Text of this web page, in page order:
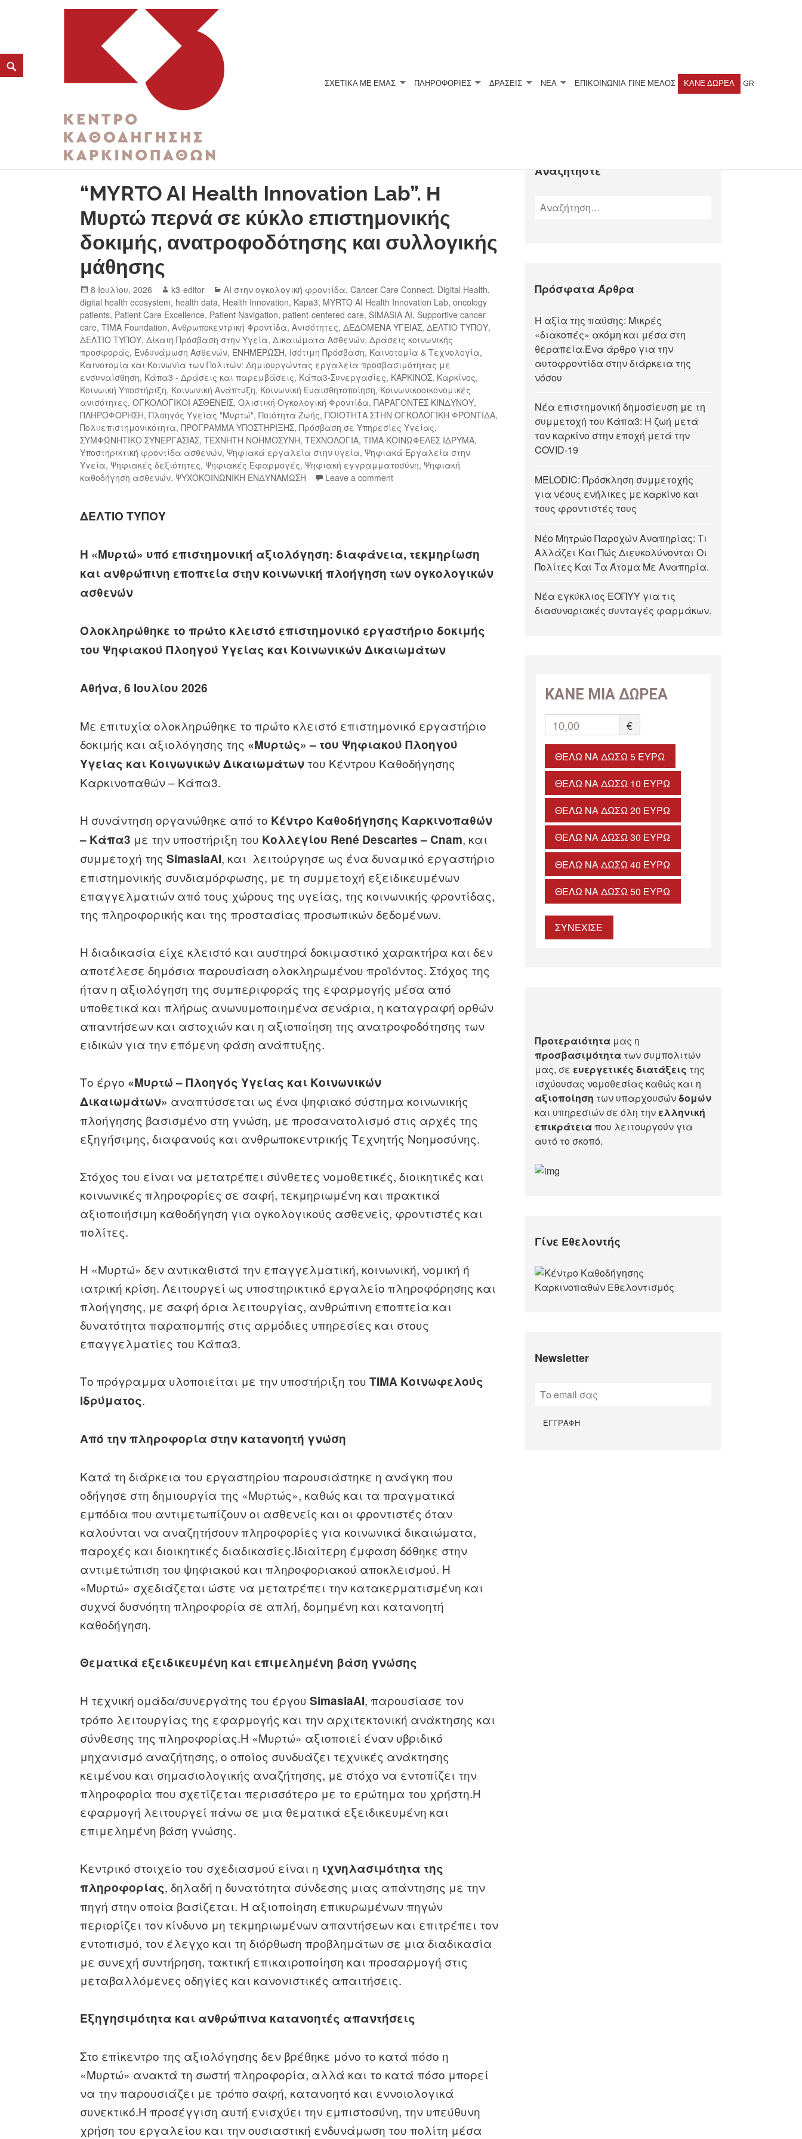
K3
ΚΕΝΤΡΟ ΚΑΘΟΔΗΓΗΣΗΣ ΚΑΡΚΙΝΟΠΑΘΩΝ
ΣΧΕΤΙΚΆ ΜΕ ΕΜΆΣ ΠΛΗΡΟΦΟΡΙΕΣ ΔΡΑΣΕΙΣ ΝΕΑ ΕΠΙΚΟΙΝΩΝΙΑ ΓΊΝΕ ΜΈΛΟΣ ΚΆΝΕ ΔΩΡΕΆ GR
ΚΑΤΗΓΟΡΊΑ:
“MYRTO AI Health Innovation Lab”. Η
Μυρτώ περνά σε κύκλο επιστημονικής
δοκιμής, ανατροφοδότησης και συλλογικής
μάθησης
8 Ιουλίου, 2026 k3-editor AI στην ογκολογική φροντίδα,Cancer Care Connect, Digital Health,
digital health ecosystem, health data, Health Innovation, Kapa3, MYRTO AI Health Innovation Lab,oncology
patients, Patient Care Excellence, Patient Navigation,patient-centered care,SIMASIA AI,Supportive cancer
care,TIMA Foundation,Ανθρωποκεντρική Φροντίδα,Ανισότητες,ΔΕΔΟΜΕΝΑ ΥΓΕΙΑΣ,ΔΕΛΤΙΟ ΤΥΠΟΥ,
ΔΕΛΤΙΟ ΤΥΠΟΥ,Δίκαιη Πρόσβαση στην Υγεία,Δικαιώματα Ασθενών,Δράσεις κοινωνικής
προσφοράς, Ενδυνάμωση Ασθενών, ΕΝΗΜΕΡΩΣΗ, Ισότιμη Πρόσβαση, Καινοτομία & Τεχνολογία,
Καινοτομία και Κοινωνία των Πολιτών: Δημιουργώντας εργαλεία προσβασιμότητας με
ενσυναίσθηση, Κάπα3 - Δράσεις και παρεμβάσεις, Κάπα3-Συνεργασίες, ΚΑΡΚΙΝΟΣ, Καρκίνος,
Κοινωική Υποστήριξη, Κοινωνική Ανάπτυξη, Κοινωνική Ευαισθητοποίηση, Κοινωνικοοικονομικές
ανισότητες,ΟΓΚΟΛΟΓΙΚΟΙ ΑΣΘΕΝΕΙΣ,Ολιστική Ογκολογική Φροντίδα,ΠΑΡΑΓΟΝΤΕΣ ΚΙΝΔΥΝΟΥ,
ΠΛΗΡΟΦΟΡΗΣΗ,Πλοηγός Υγείας "Μυρτώ",Ποιότητα Ζωής,ΠΟΙΟΤΗΤΑ ΣΤΗΝ ΟΓΚΟΛΟΓΙΚΗ ΦΡΟΝΤΙΔΑ,
Πολυεπιστημονικότητα,ΠΡΟΓΡΑΜΜΑ ΥΠΟΣΤΗΡΙΞΗΣ,Πρόσβαση σε Υπηρεσίες Υγείας,
ΣΥΜΦΩΝΗΤΙΚΟ ΣΥΝΕΡΓΑΣΙΑΣ,ΤΕΧΝΗΤΗ ΝΟΗΜΟΣΥΝΗ,ΤΕΧΝΟΛΟΓΙΑ,ΤΙΜΑ ΚΟΙΝΩΦΕΛΕΣ ΙΔΡΥΜΑ,
Υποστηρικτική φροντίδα ασθενών, Ψηφιακά εργαλεία στην υγεία, Ψηφιακά Εργαλεία στην
Υγεία, Ψηφιακές δεξιότητες, Ψηφιακές Εφαρμογές, Ψηφιακή εγγραμματοσύνη, Ψηφιακή
καθοδήγηση ασθενών, ΨΥΧΟΚΟΙΝΩΝΙΚΗ ΕΝΔΥΝΑΜΩΣΗ Leave a comment
ΔΕΛΤΙΟ ΤΥΠΟΥ
Η «Μυρτώ» υπό επιστημονική αξιολόγηση: διαφάνεια, τεκμηρίωση
και ανθρώπινη εποπτεία στην κοινωνική πλοήγηση των ογκολογικών
ασθενών
Ολοκληρώθηκε το πρώτο κλειστό επιστημονικό εργαστήριο δοκιμής
του Ψηφιακού Πλοηγού Υγείας και Κοινωνικών Δικαιωμάτων
Αθήνα, 6 Ιουλίου 2026
Με επιτυχία ολοκληρώθηκε το πρώτο κλειστό επιστημονικό εργαστήριο
δοκιμής και αξιολόγησης της «Μυρτώς» – του Ψηφιακού Πλοηγού
Υγείας και Κοινωνικών Δικαιωμάτων του Κέντρου Καθοδήγησης
Καρκινοπαθών – Κάπα3.
Η συνάντηση οργανώθηκε από το Κέντρο Καθοδήγησης Καρκινοπαθών
– Κάπα3 με την υποστήριξη του Κολλεγίου René Descartes – Cnam, και
συμμετοχή τηςSimasiaAI, και λειτούργησε ως ένα δυναμικό εργαστήριο
επιστημονικής συνδιαμόρφωσης, με τη συμμετοχή εξειδικευμένων
επαγγελματιών από τους χώρους της υγείας, της κοινωνικής φροντίδας,
της πληροφορικής και της προστασίας προσωπικών δεδομένων.
Η διαδικασία είχε κλειστό και αυστηρά δοκιμαστικό χαρακτήρα και δεν
αποτέλεσε δημόσια παρουσίαση ολοκληρωμένου προϊόντος. Στόχος της
ήταν η αξιολόγηση της συμπεριφοράς της εφαρμογής μέσα από
υποθετικά και πλήρως ανωνυμοποιημένα σενάρια, η καταγραφή ορθών
απαντήσεων και αστοχιών και η αξιοποίηση της ανατροφοδότησης των
ειδικών για την επόμενη φάση ανάπτυξης.
Το έργο «Μυρτώ – Πλοηγός Υγείας και Κοινωνικών
Δικαιωμάτων» αναπτύσσεται ως ένα ψηφιακό σύστημα κοινωνικής
πλοήγησης βασισμένο στη γνώση, με προσανατολισμό στις αρχές της
εξηγήσιμης, διαφανούς και ανθρωποκεντρικής Τεχνητής Νοημοσύνης.
Στόχος του είναι να μετατρέπει σύνθετες νομοθετικές, διοικητικές και
κοινωνικές πληροφορίες σε σαφή, τεκμηριωμένη και πρακτικά
αξιοποιήσιμη καθοδήγηση για ογκολογικούς ασθενείς, φροντιστές και
πολίτες.
Η «Μυρτώ» δεν αντικαθιστά την επαγγελματική, κοινωνική, νομική ή
ιατρική κρίση. Λειτουργεί ως υποστηρικτικό εργαλείο πληροφόρησης και
πλοήγησης, με σαφή όρια λειτουργίας, ανθρώπινη εποπτεία και
δυνατότητα παραπομπής στις αρμόδιες υπηρεσίες και στους
επαγγελματίες του Κάπα3.
Το πρόγραμμα υλοποιείται με την υποστήριξη τουΤΙΜΑ Κοινωφελούς
Ιδρύματος.
Από την πληροφορία στην κατανοητή γνώση
Κατά τη διάρκεια του εργαστηρίου παρουσιάστηκε η ανάγκη που
οδήγησε στη δημιουργία της «Μυρτώς», καθώς και τα πραγματικά
εμπόδια που αντιμετωπίζουν οι ασθενείς και οι φροντιστές όταν
καλούνται να αναζητήσουν πληροφορίες για κοινωνικά δικαιώματα,
παροχές και διοικητικές διαδικασίες.Ιδιαίτερη έμφαση δόθηκε στην
αντιμετώπιση του ψηφιακού και πληροφοριακού αποκλεισμού. Η
«Μυρτώ» σχεδιάζεται ώστε να μετατρέπει την κατακερματισμένη και
συχνά δυσνόητη πληροφορία σε απλή, δομημένη και κατανοητή
καθοδήγηση.
Θεματικά εξειδικευμένη και επιμελημένη βάση γνώσης
Η τεχνική ομάδα/συνεργάτης του έργουSimasiaAI, παρουσίασε τον
τρόπο λειτουργίας της εφαρμογής και την αρχιτεκτονική ανάκτησης και
σύνθεσης της πληροφορίας.Η «Μυρτώ» αξιοποιεί έναν υβριδικό
μηχανισμό αναζήτησης, ο οποίος συνδυάζει τεχνικές ανάκτησης
κειμένου και σημασιολογικής αναζήτησης, με στόχο να εντοπίζει την
πληροφορία που σχετίζεται περισσότερο με το ερώτημα του χρήστη.Η
εφαρμογή λειτουργεί πάνω σε μια θεματικά εξειδικευμένη και
επιμελημένη βάση γνώσης.
Κεντρικό στοιχείο του σχεδιασμού είναι η ιχνηλασιμότητα της
πληροφορίας, δηλαδή η δυνατότητα σύνδεσης μιας απάντησης με την
πηγή στην οποία βασίζεται. Η αξιοποίηση επικυρωμένων πηγών
περιορίζει τον κίνδυνο μη τεκμηριωμένων απαντήσεων και επιτρέπει τον
εντοπισμό, τον έλεγχο και τη διόρθωση προβλημάτων σε μια διαδικασία
με συνεχή συντήρηση, τακτική επικαιροποίηση και προσαρμογή στις
μεταβαλλόμενες οδηγίες και κανονιστικές απαιτήσεις.
Εξηγησιμότητα και ανθρώπινα κατανοητές απαντήσεις
Στο επίκεντρο της αξιολόγησης δεν βρέθηκε μόνο το κατά πόσο η
«Μυρτώ» ανακτά τη σωστή πληροφορία, αλλά και το κατά πόσο μπορεί
να την παρουσιάζει με τρόπο σαφή, κατανοητό και εννοιολογικά
συνεκτικό.Η προσέγγιση αυτή ενισχύει την εμπιστοσύνη, την υπεύθυνη
χρήση του εργαλείου και την ουσιαστική ενδυνάμωση του πολίτη μέσα
Αναζητήστε
Πρόσφατα Άρθρα
Η αξία της παύσης: Μικρές
«διακοπές» ακόμη και μέσα στη
θεραπεία.Ένα άρθρο για την
αυτοφροντίδα στην διάρκεια της
νόσου
Νέα επιστημονική δημοσίευση με τη
συμμετοχή του Κάπα3: Η ζωή μετά
τον καρκίνο στην εποχή μετά την
COVID-19
MELODIC: Πρόσκληση συμμετοχής
για νέους ενήλικες με καρκίνο και
τους φροντιστές τους
Νέο Μητρώο Παροχών Αναπηρίας: Τι
Αλλάζει Και Πώς Διευκολύνονται Οι
Πολίτες Και Τα Άτομα Με Αναπηρία.
Νέα εγκύκλιος ΕΟΠΥΥ για τις
διασυνοριακές συνταγές φαρμάκων.
ΚΑΝΕ ΜΙΑ ΔΩΡΕΑ
10,00 €
ΘΈΛΩ ΝΑ ΔΏΣΩ 5 ΕΥΡΏ
ΘΈΛΩ ΝΑ ΔΏΣΩ 10 ΕΥΡΏ
ΘΈΛΩ ΝΑ ΔΏΣΩ 20 ΕΥΡΏ
ΘΈΛΩ ΝΑ ΔΏΣΩ 30 ΕΥΡΏ
ΘΈΛΩ ΝΑ ΔΏΣΩ 40 ΕΥΡΏ
ΘΈΛΩ ΝΑ ΔΏΣΩ 50 ΕΥΡΏ
ΣΥΝΕΧΙΣΕ
Προτεραιότητα μας η
προσβασιμότητα των συμπολιτών
μας, σε ευεργετικές διατάξεις της
ισχύουσας νομοθεσίας καθώς και η
αξιοποίηση των υπαρχουσώνδομών
και υπηρεσιών σε όλη την ελληνική
επικράτειαπου λειτουργούν για
αυτό το σκοπό.​
Γίνε Εθελοντής
Newsletter